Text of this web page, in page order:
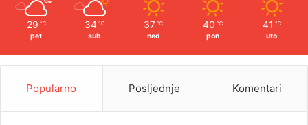
29 ℃
pet
34 ℃
sub
37 ℃
ned
40 ℃
pon
41 ℃
uto
Popularno Posljednje Komentari